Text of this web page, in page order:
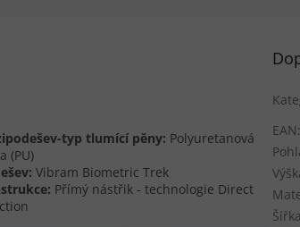
typ tlumící pěny: Polyuretanová
(PU)
Vibram Biometric Trek
Přímý nástřik - technologie Direct
EAN